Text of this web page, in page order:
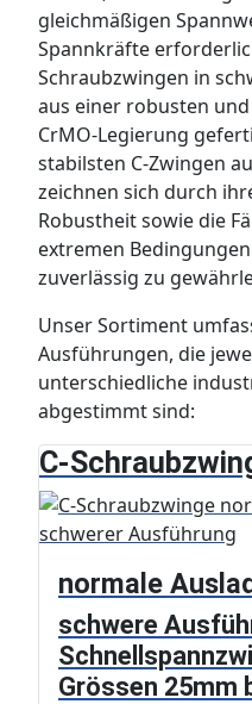
gleichmäßigen
Spannkräfte
Schraubzwingen in
aus einer robusten
CrMO-Legierung
stabilsten C-Zwingen
zeichnen sich durch
Robustheit sowie die
extremen
zuverlässig zu
Unser Sortiment
Ausführungen, die
unterschiedliche
abgestimmt sind:
C-
normale
schwere
Grössen 25mm